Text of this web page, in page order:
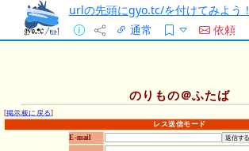
urlの先頭にgyo.tc/を付けてみよう！
通常
依頼